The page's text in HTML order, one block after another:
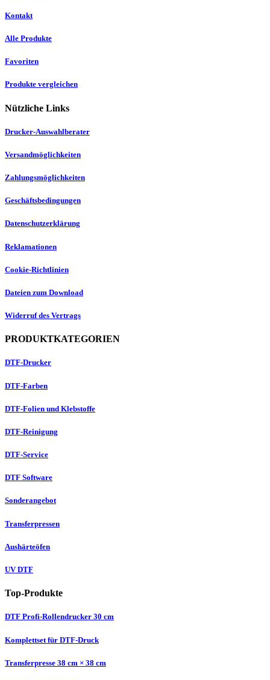
Kontakt
Alle Produkte
Favoriten
Produkte vergleichen
Nützliche Links
Drucker-Auswahlberater
Versandmöglichkeiten
Zahlungsmöglichkeiten
Geschäftsbedingungen
Datenschutzerklärung
Reklamationen
Cookie-Richtlinien
Dateien zum Download
Widerruf des Vertrags
PRODUKTKATEGORIEN
DTF-Drucker
DTF-Farben
DTF-Folien und Klebstoffe
DTF-Reinigung
DTF-Service
DTF Software
Sonderangebot
Transferpressen
Aushärteöfen
UV DTF
Top-Produkte
DTF Profi-Rollendrucker 30 cm
Komplettset für DTF-Druck
Transferpresse 38 cm × 38 cm